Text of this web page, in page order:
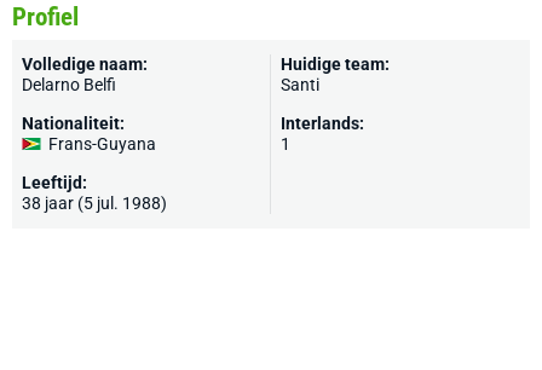
Profiel
Volledige naam:
Delarno Belfi
Nationaliteit:
Frans-Guyana
Leeftijd:
38 jaar (5 jul. 1988)
Huidige team:
Santi
Interlands:
1